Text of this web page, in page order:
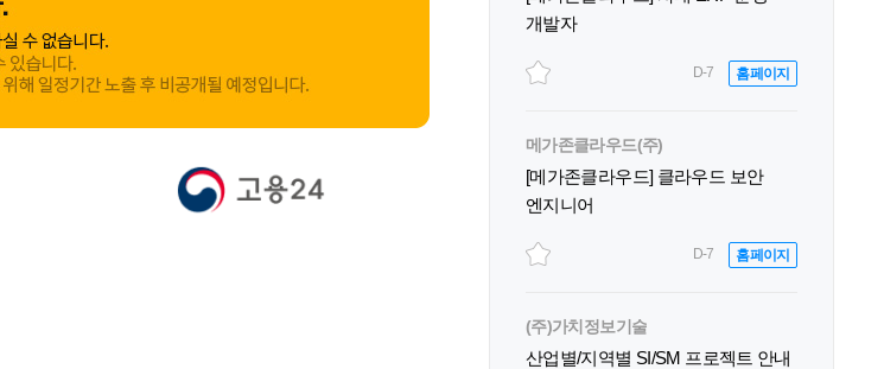
개발자
D-7 홈페이지
메가존클라우드(주)
[메가존클라우드] 클라우드 보안
엔지니어
D-7 홈페이지
(주)가치정보기술
산업별/지역별 SI/SM 프로젝트 안내